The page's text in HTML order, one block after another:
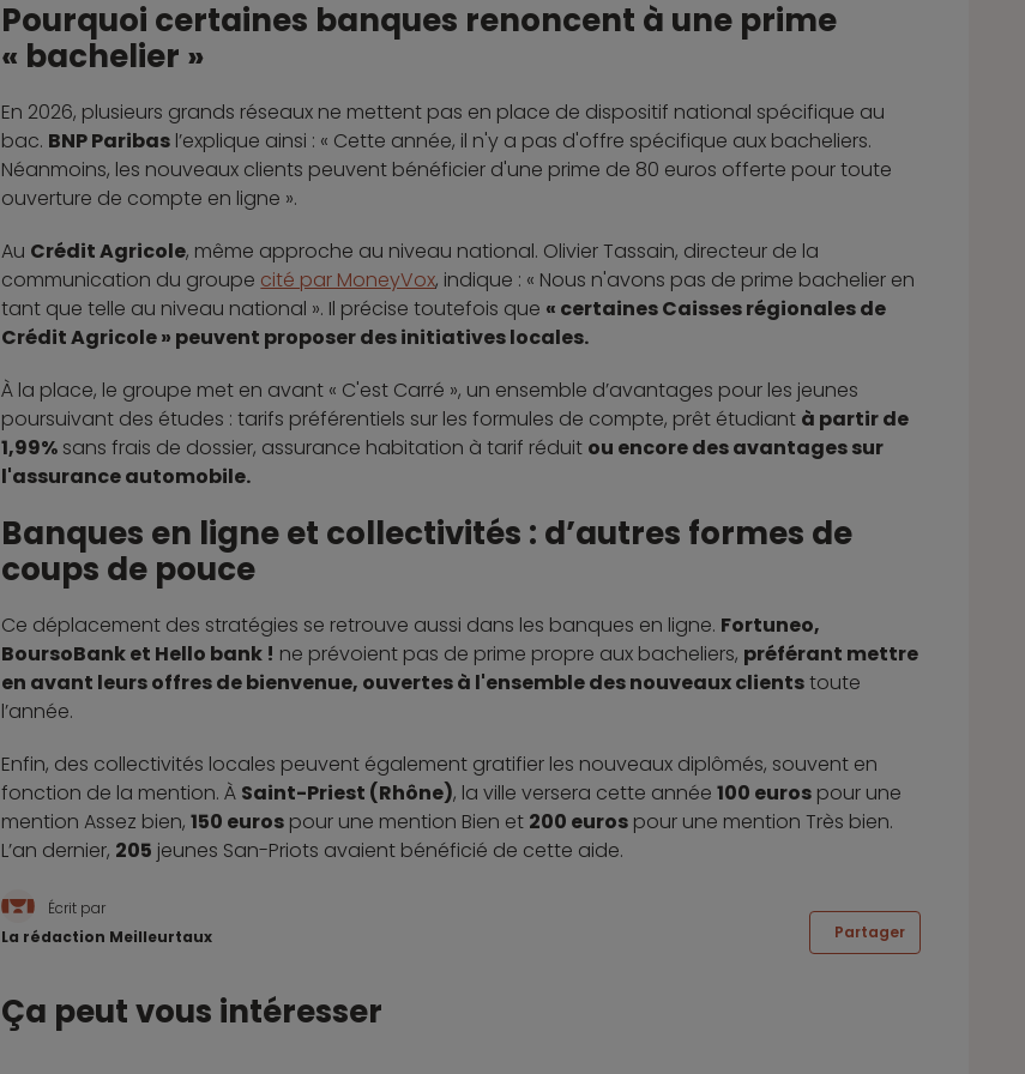
Pourquoi certaines banques renoncent à une prime
« bachelier »
En 2026, plusieurs grands réseaux ne mettent pas en place de dispositif national spécifique au
bac. BNP Paribas l’explique ainsi : « Cette année, il n'y a pas d'offre spécifique aux bacheliers.
Néanmoins, les nouveaux clients peuvent bénéficier d'une prime de 80 euros offerte pour toute
ouverture de compte en ligne ».
Au Crédit Agricole, même approche au niveau national. Olivier Tassain, directeur de la
communication du groupe cité par MoneyVox, indique : « Nous n'avons pas de prime bachelier en
tant que telle au niveau national ». Il précise toutefois que « certaines Caisses régionales de
Crédit Agricole » peuvent proposer des initiatives locales.
À la place, le groupe met en avant « C'est Carré », un ensemble d’avantages pour les jeunes
poursuivant des études : tarifs préférentiels sur les formules de compte, prêt étudiant à partir de
1,99% sans frais de dossier, assurance habitation à tarif réduit ou encore des avantages sur
l'assurance automobile.
Banques en ligne et collectivités : d’autres formes de
coups de pouce
Ce déplacement des stratégies se retrouve aussi dans les banques en ligne. Fortuneo,
BoursoBank et Hello bank ! ne prévoient pas de prime propre aux bacheliers, préférant mettre
en avant leurs offres de bienvenue, ouvertes à l'ensemble des nouveaux clientstoute
l’année.
Enfin, des collectivités locales peuvent également gratifier les nouveaux diplômés, souvent en
fonction de la mention. À Saint-Priest (Rhône), la ville versera cette année100 euros pour une
mention Assez bien,150 euros pour une mention Bien et 200 euros pour une mention Très bien.
L’an dernier, 205 jeunes San-Priots avaient bénéficié de cette aide.
Écrit par
La rédaction Meilleurtaux
Partager
Ça peut vous intéresser